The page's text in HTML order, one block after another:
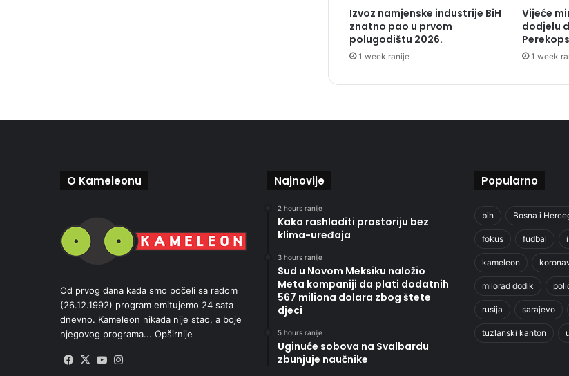
Izvoz namjenske industrije BiH
znatno pao u prvom
polugodištu 2026.
1 week ranije
Vijeće
dodjelu
1 week
O Kameleonu
Od prvog dana kada smo počeli sa radom
(26.12.1992) program emitujemo 24 sata
dnevno. Kameleon nikada nije stao, a boje
njegovog programa... Opširnije
Facebook
X YouTube
Najnovije
2 hours ranije
Kako rashladiti prostoriju bez
klima-uređaja
3 hours ranije
Sud u Novom Meksiku naložio
Meta kompaniji da plati dodatnih
567 miliona dolara zbog štete
djeci
5 hours ranije
Uginuće sobova na Svalbardu
zbunjuje naučnike
Popularno
bih Bosna i
fokus fudbal
kameleon
milorad dodik
rusija sarajevo
tuzlanski kanton